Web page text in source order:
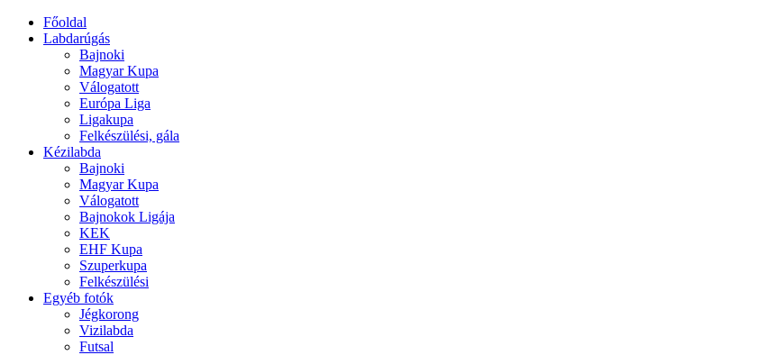
Főoldal
Labdarúgás
Bajnoki
Magyar Kupa
Válogatott
Európa Liga
Ligakupa
Felkészülési, gála
Kézilabda
Bajnoki
Magyar Kupa
Válogatott
Bajnokok Ligája
KEK
EHF Kupa
Szuperkupa
Felkészülési
Egyéb fotók
Jégkorong
Vizilabda
Futsal